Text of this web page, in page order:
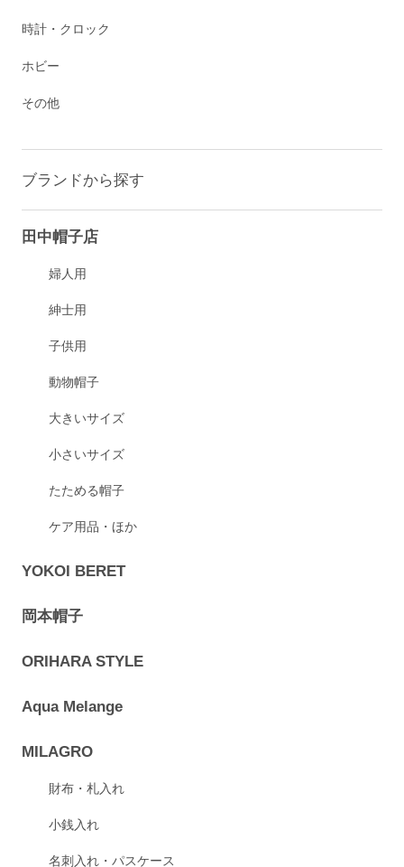
時計・クロック
ホビー
その他
ブランドから探す
田中帽子店
婦人用
紳士用
子供用
動物帽子
大きいサイズ
小さいサイズ
たためる帽子
ケア用品・ほか
YOKOI BERET
岡本帽子
ORIHARA STYLE
Aqua Melange
MILAGRO
財布・札入れ
小銭入れ
名刺入れ・パスケース